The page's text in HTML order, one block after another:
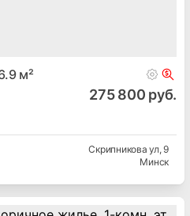
м²
275 800 руб.
Скрипникова ул, 9
Минск